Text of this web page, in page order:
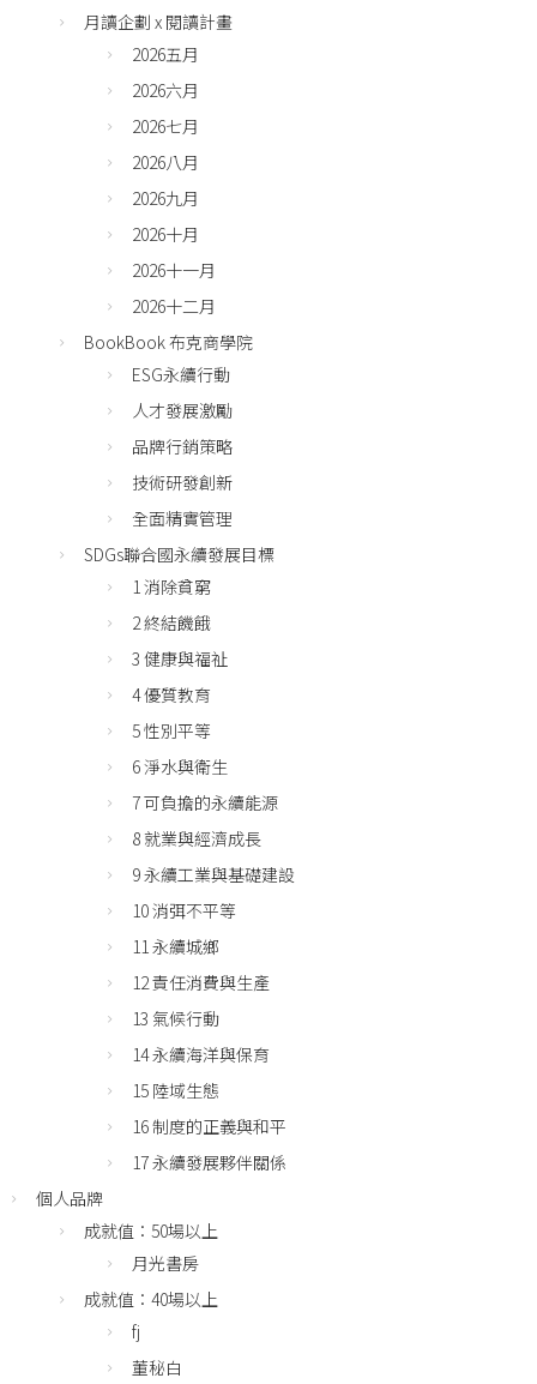
月讀企劃 x 閱讀計畫
2026五月
2026六月
2026七月
2026八月
2026九月
2026十月
2026十一月
2026十二月
BookBook 布克商學院
ESG永續行動
人才發展激勵
品牌行銷策略
技術研發創新
全面精實管理
SDGs聯合國永續發展目標
1 消除貧窮
2 終結饑餓
3 健康與福祉
4 優質教育
5 性別平等
6 淨水與衛生
7 可負擔的永續能源
8 就業與經濟成長
9 永續工業與基礎建設
10 消弭不平等
11 永續城鄉
12 責任消費與生產
13 氣候行動
14 永續海洋與保育
15 陸域生態
16 制度的正義與和平
17 永續發展夥伴關係
個人品牌
成就值：50場以上
月光書房
成就值：40場以上
fj
董秘白